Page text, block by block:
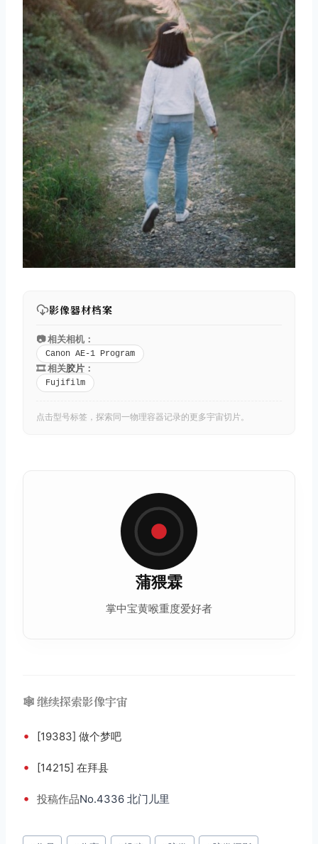
影像器材档案
📷 相关相机：
Canon AE-1 Program
🎞️ 相关胶片 ：
Fujifilm
点击型号标签，探索同一物理容器记录的更多宇宙切片。
蒲猥霖
掌中宝黄喉重度爱好者
🕸️ 继续探索影像宇宙
• [19383] 做个梦吧
• [14215] 在拜县
• 投稿作品No.4336 北门儿里
文